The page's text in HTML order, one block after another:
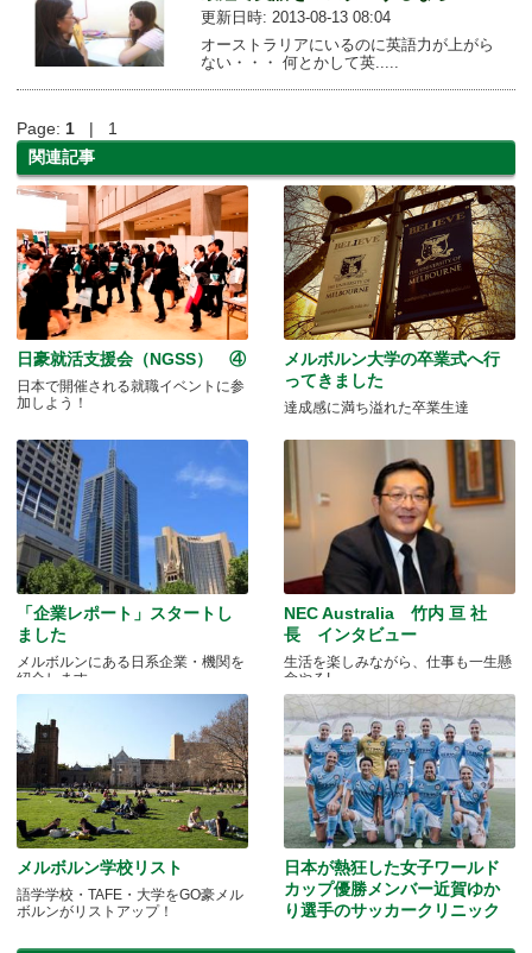
更新日時: 2013-08-13 08:04
オーストラリアにいるのに英語力が上がら
ない・・・ 何とかして英.....
Page: 1 | 1
関連記事
日豪就活支援会（NGSS） ④
日本で開催される就職イベントに参
加しよう！
メルボルン大学の卒業式へ行
ってきました
達成感に満ち溢れた卒業生達
「企業レポート」スタートし
ました
メルボルンにある日系企業・機関を
紹介します
NEC Australia 竹内 亘 社
長 インタビュー
生活を楽しみながら、仕事も一生懸
命やる!
メルボルン学校リスト
語学学校・TAFE・大学をGO豪メル
ボルンがリストアップ！
日本が熱狂した女子ワールド
カップ優勝メンバー近賀ゆか
り選手のサッカークリニック